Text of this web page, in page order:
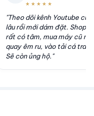
★★★★★
"Theo dõi kênh Youtube
lâu rồi mới dám đặt. Shop
rất có tâm, mua máy cũ mà
quay êm ru, vào tải cá tra
Sẽ còn ủng hộ."